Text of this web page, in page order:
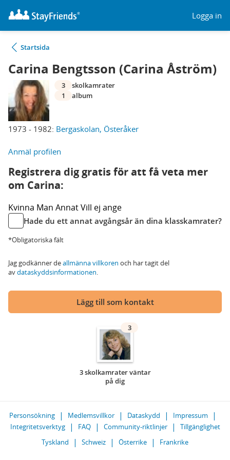
Logga in
Startsida
Carina Bengtsson (Carina Åström)
1973 - 1982: Bergaskolan, Österåker
3
skolkamrater
1
album
Anmäl profilen
Registrera dig gratis för att få veta mer
om Carina:
Kvinna Man AnnatVill ej ange
Hade du ett annat avgångsår än dina klasskamrater?
*Obligatoriska fält
Jag godkänner deallmänna villkoren och har tagit del
avdataskyddsinformationen.
Lägg till som kontakt
3
3 skolkamrater väntar
på dig
Personsökning Medlemsvillkor Dataskydd
Impressum
Integritetsverktyg
FAQ Community-riktlinjer
Tillgänglighet
Tyskland
Schweiz Österrike Frankrike